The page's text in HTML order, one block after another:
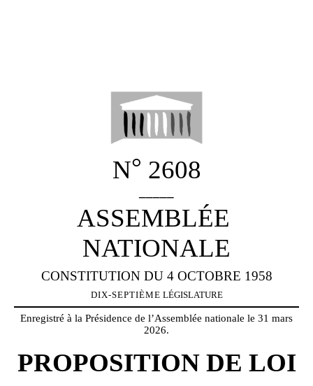
N° 2608
ASSEMBLÉE
NATIONALE
CONSTITUTION DU 4 OCTOBRE 1958
DIX-SEPTIÈME LÉGISLATURE
Enregistré à la Présidence de l’Assemblée nationale le 31 mars
2026.
PROPOSITION DE LOI